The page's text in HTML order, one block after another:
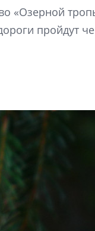
«Озерной
пройдут